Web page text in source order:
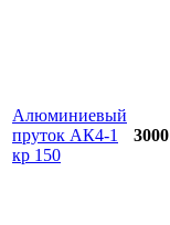
Алюминиевый
пруток АК4-1
кр 150
3000